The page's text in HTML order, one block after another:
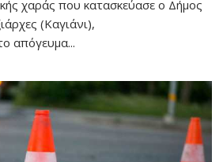
χαράς που κατασκεύασε ο Δήμος
(Καγιάνι),
απόγευμα...